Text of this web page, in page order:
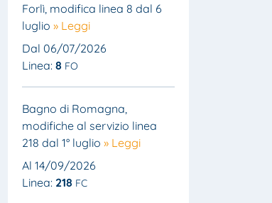
Forlì, modifica linea 8 dal 6
luglio » Leggi
Dal 06/07/2026
Linea: 8 FO
Bagno di Romagna,
modifiche al servizio linea
218 dal 1° luglio » Leggi
Al 14/09/2026
Linea: 218 FC